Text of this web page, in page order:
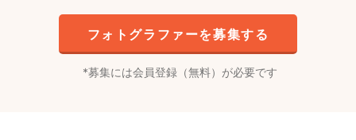
フォトグラファーを募集する
募集には会員登録（無料）が必要です